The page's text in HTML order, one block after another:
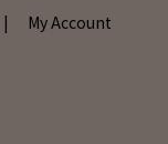
| My Account